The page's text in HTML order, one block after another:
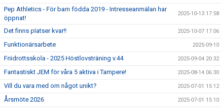
Pep Athletics - För barn födda 2019 - Intresseanmälan har
öppnat!
2025-10-13 17:58
Det finns pIatser kvar!! 2025-10-07 17:06
Funktionärsarbete 2025-09-10
Friidrottsskola - 2025 Höstlovsträning v.44 2025-09-04 20:32
Fantastiskt JEM för våra 5 aktiva i Tampere! 2025-08-14 06:30
Vill du vara med om något unikt? 2025-07-01 15:12
Årsmöte 2026 2025-07-01 15:10